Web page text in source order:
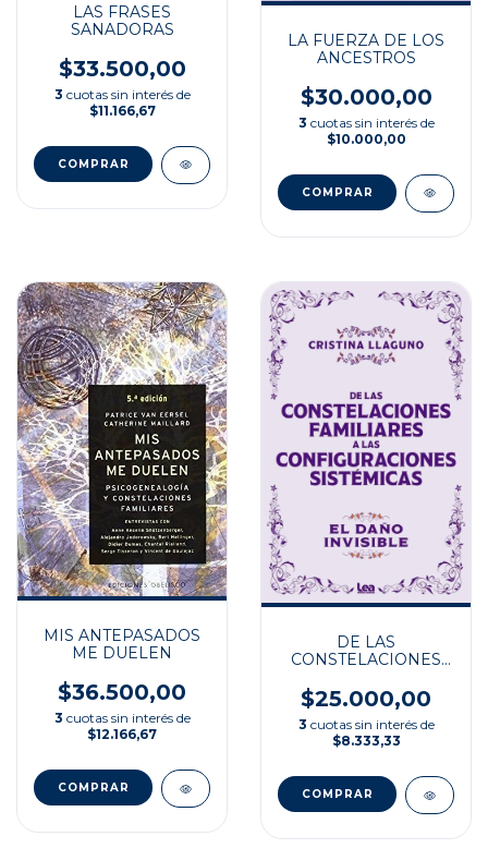
LAS FRASES
SANADORAS
$33.500,00
3 cuotas sin interés de
$11.166,67
LA FUERZA DE LOS
ANCESTROS
$30.000,00
3 cuotas sin interés de
$10.000,00
MIS ANTEPASADOS
ME DUELEN
$36.500,00
3 cuotas sin interés de
$12.166,67
DE LAS
CONSTELACIONES
CONFIGURACIONES
SISTEMÁTICAS
$25.000,00
3 cuotas sin interés de
$8.333,33